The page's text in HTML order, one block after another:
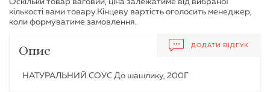
ДОДАТИ ВІДГУК
Опис
НАТУРАЛЬНИЙ СОУС До шашлику, 200Г